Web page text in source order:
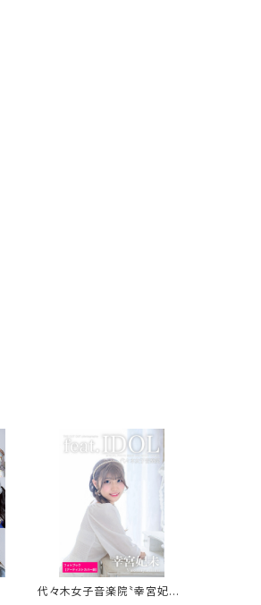
代々木女子音楽院〝幸宮妃